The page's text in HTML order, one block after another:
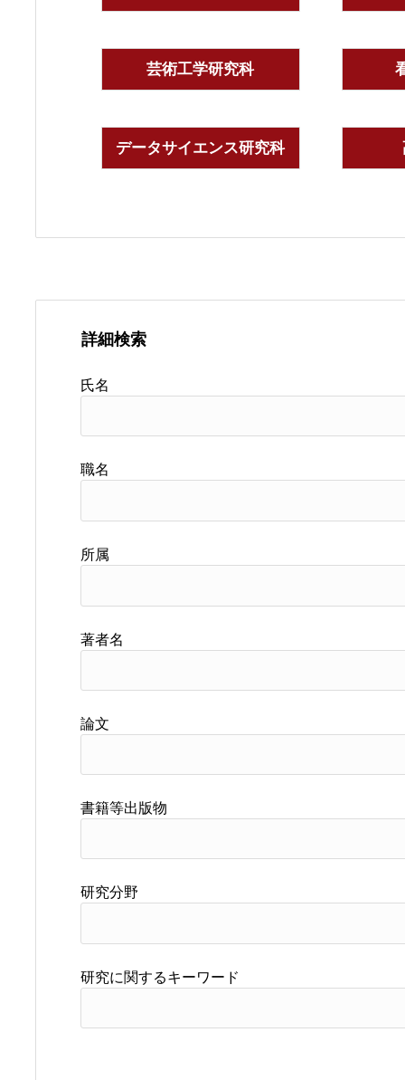
芸術工学研究科
データサイエンス研究科
詳細検索
氏名
職名
所属
著者名
論文
書籍等出版物
研究分野
研究に関するキーワード